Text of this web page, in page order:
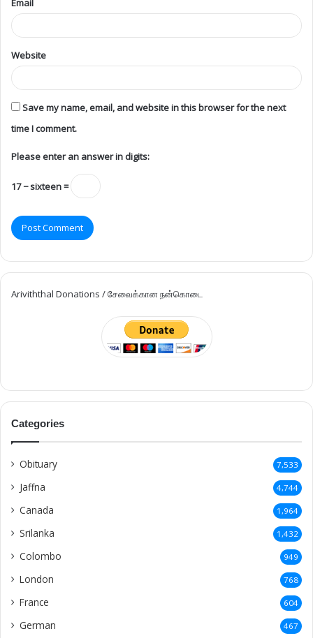
Email
Website
Save my name, email, and website in this browser for the next
time I comment.
Please enter an answer in digits:
17 − sixteen =
Ariviththal Donations / சேவைக்கான நன்கொடை
Categories
Obituary 7,533
Jaffna 4,744
Canada 1,964
Srilanka 1,432
Colombo 949
London 768
France 604
German 467